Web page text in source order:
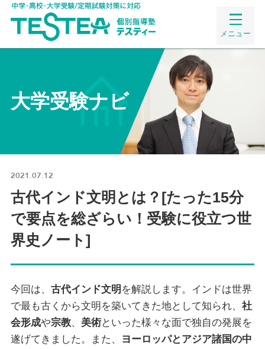
メニュー
大学受験ナビ
2021.07.12
古代インド文明とは？[たった15分
で要点を総ざらい！受験に役立つ世
界史ノート]
今回は、 古代インド文明 を解説します。インドは世界
で最も古くから文明を築いてきた地として知られ、 社
会形成や宗教、 美術といった様々な面で独自の発展を
遂げてきました。また、
ヨーロッパとアジア諸国の中